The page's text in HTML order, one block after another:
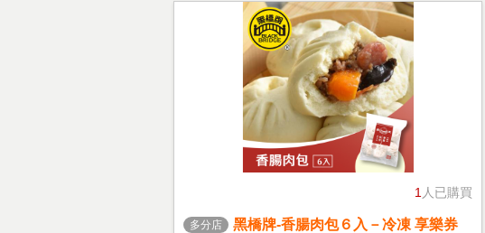
1 人已購買
多分店 黑橋牌-香腸肉包６入－冷凍 享樂券